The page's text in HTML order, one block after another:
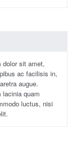
dolor sit amet,
ac facilisis in,
augue.
lacinia quam
luctus, nisi